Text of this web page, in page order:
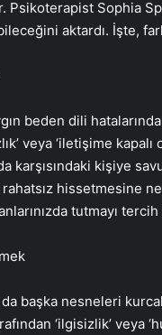
Sophia
aktardı. İşte,
beden dili
veya ‘iletişime
karşısındaki kişiye
rahatsız hissetmesine
tutmayı
başka nesneleri
‘ilgisizlik’ veya